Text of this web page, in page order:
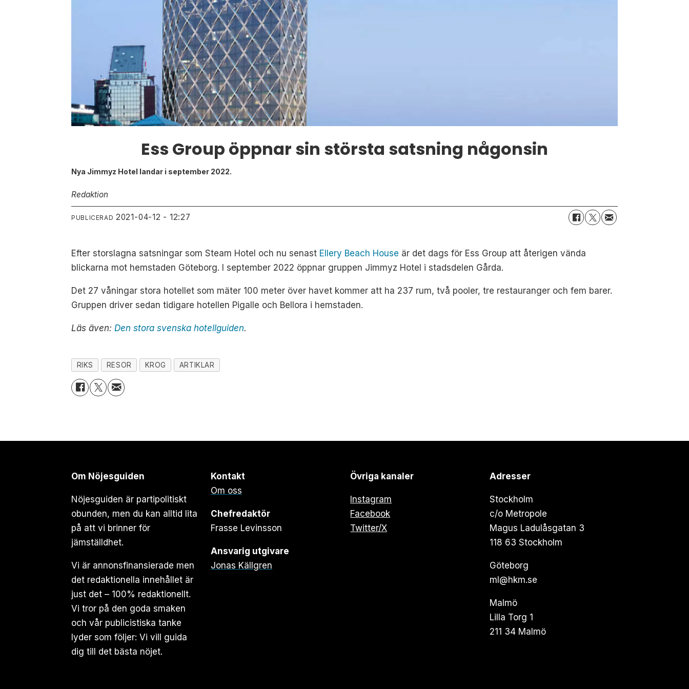
Ess Group öppnar sin största satsning någonsin
Nya Jimmyz Hotel landar i september 2022.
Redaktion
PUBLICERAD 2021-04-12 - 12:27
Efter storslagna satsningar som Steam Hotel och nu senast Ellery Beach House är det dags för Ess Group att återigen vända
blickarna mot hemstaden Göteborg. I september 2022 öppnar gruppen Jimmyz Hotel i stadsdelen Gårda.
Det 27 våningar stora hotellet som mäter 100 meter över havet kommer att ha 237 rum, två pooler, tre restauranger och fem barer.
Gruppen driver sedan tidigare hotellen Pigalle och Bellora i hemstaden.
Läs även:Den stora svenska hotellguiden.
RIKS RESOR KROG ARTIKLAR
Om Nöjesguiden
Nöjesguiden är partipolitiskt
obunden, men du kan alltid lita
på att vi brinner för
jämställdhet.
Vi är annonsfinansierade men
det redaktionella innehållet är
just det – 100% redaktionellt.
Vi tror på den goda smaken
och vår publicistiska tanke
lyder som följer: Vi vill guida
dig till det bästa nöjet.
Kontakt
Om oss
Chefredaktör
Frasse Levinsson
Ansvarig utgivare
Jonas Källgren
Övriga kanaler
Instagram
Facebook
Twitter/X
Adresser
Stockholm
c/o Metropole
Magus Ladulåsgatan 3
118 63 Stockholm
Göteborg
ml@hkm.se
Malmö
Lilla Torg 1
211 34 Malmö